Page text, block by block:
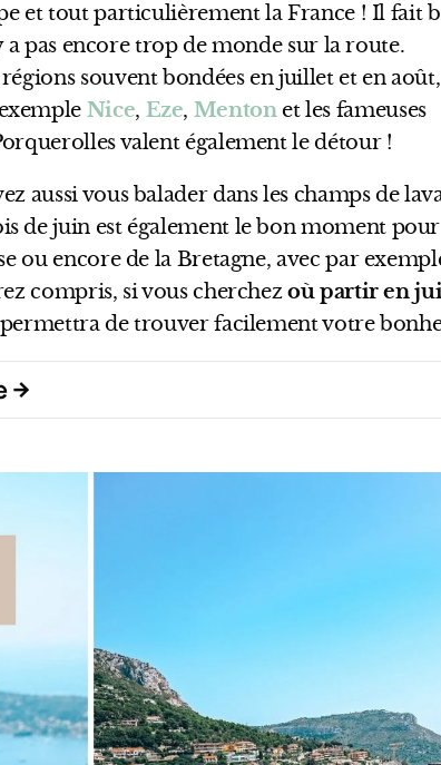
et tout particulièrement la France ! Il fait
a pas encore trop de monde sur la route.
souvent bondées en juillet et en août,
Nice, Eze, Mentonet les fameuses
valent également le détour !
aussi vous balader dans les champs de
de juin est également le bon moment pour
ou encore de la Bretagne, avec par
compris, si vous cherchezoù partir en
de trouver facilement votre